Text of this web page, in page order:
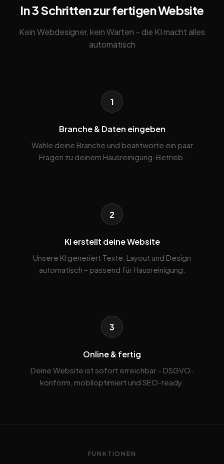
In 3 Schritten zur fertigen Website
Kein Webdesigner, kein Warten – die KI macht alles
automatisch
1
Branche & Daten eingeben
Wähle deine Branche und beantworte ein paar
Fragen zu deinem Hausreinigung-Betrieb.
2
KI erstellt deine Website
Unsere KI generiert Texte, Layout und Design
automatisch – passend für Hausreinigung.
3
Online & fertig
Deine Website ist sofort erreichbar – DSGVO-
konform, mobiloptimiert und SEO-ready.
FUNKTIONEN